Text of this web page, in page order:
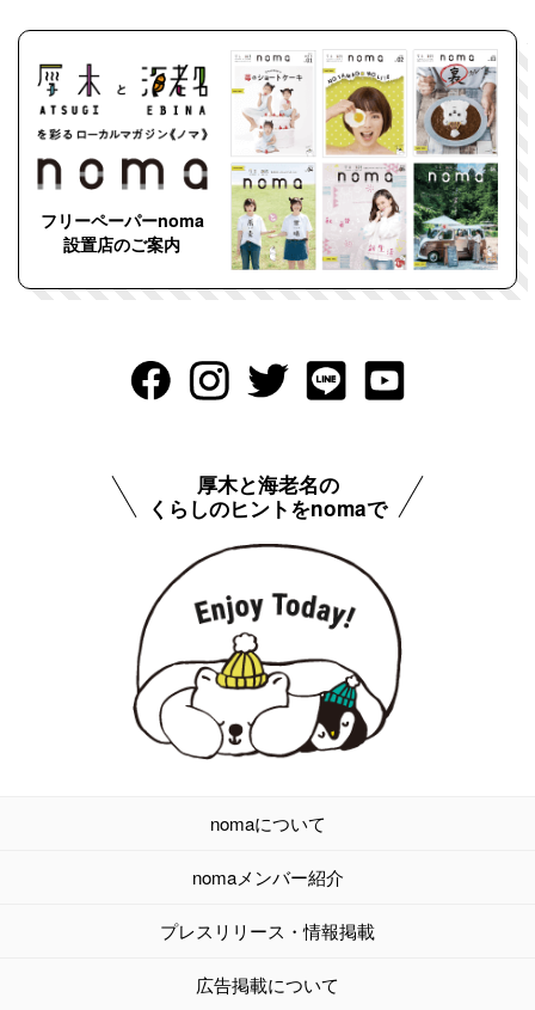
フリーペーパーnoma
設置店のご案内
厚木と海老名の
くらしのヒントをnomaで
nomaについて
nomaメンバー紹介
プレスリリース・情報掲載
広告掲載について